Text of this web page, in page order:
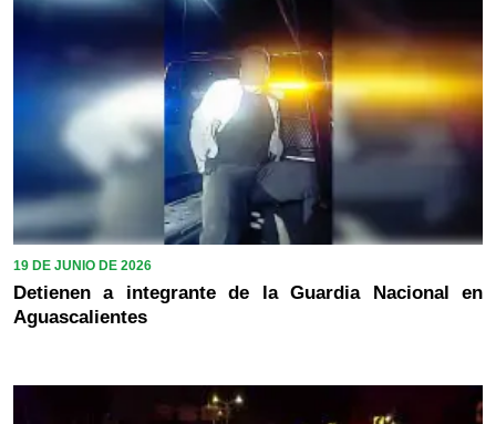
19 DE JUNIO DE 2026
Detienen a integrante de la Guardia Nacional en
Aguascalientes